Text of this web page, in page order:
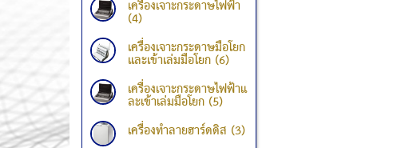
เครื่องเจาะกระดาษไฟฟ้า
(4)
เครื่องเจาะกระดาษมือโยก
และเข้าเล่มมือโยก (6)
เครื่องเจาะกระดาษไฟฟ้าแ
ละเข้าเล่มมือโยก (5)
เครื่องทำลายฮาร์ดดิส (3)